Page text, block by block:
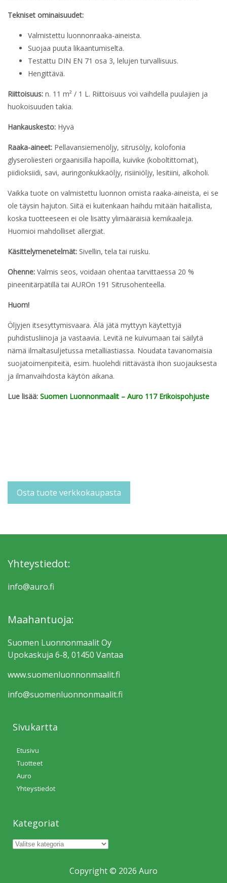
Tekniset ominaisuudet:
Valmistettu luonnonraaka-aineista.
Suojaa puuta likaantumiselta.
Testattu DIN EN 71 osa 3, lelujen turvallisuus.
Hengittävä.
Riittoisuus: n. 11 m² / 1 L. Riittoisuus voi vaihdella puulajien ja
huokoisuuden takia.
Hankauskesto: Hyvä
Raaka-aineet: Pellavansiemenöljy, sitrusöljy, kolofonia
glyseroliesteri orgaanisilla hapoilla, kuivike (koboltittomat),
piidioksiidi, savi, auringonkukkaöljy, risiiniöljy, lesitiini, alkoholi.
Vaikka tuote on valmistettu luonnon omista raaka-aineista, ei se
ole täysin hajuton. Siitä ei kuitenkaan haihdu mitään haitallista,
koska tuotteeseen ei ole lisätty ylimääräisiä kemikaaleja.
Huomioi mahdolliset allergiat.
Käsittelymenetelmät: Sivellin, tela tai ruisku.
Ohenne: Valmis seos, voidaan ohentaa tarvittaessa 20 %
pineenitärpätillä tai AUROn 191 Sitrusohenteella.
Huom!
Öljyjen itsesyttymisvaara. Älä jätä myttyyn käytettyjä
puhdistusliinoja ja vastaavia. Levitä ne kuivumaan tai säilytä
nämä ilmaltasuljetussa metalliastiassa. Noudata tavanomaisia
suojatoimenpiteitä, esim. huolehdi riittävästä ihon suojauksesta
ja ilmanvaihdosta käytön aikana.
Lue lisää: Suomen Luonnonmaalit – Auro 117 Erikoispohjuste
Osta tuote verkkokaupasta
Yhteystiedot:
info@auro.fi
Maahantuoja:
Suomen Luonnonmaalit Oy
Upokaskuja 6-8, 01450 Vantaa
www.suomen­luonnonmaalit.fi
info@suomen­luonnonmaalit.fi
Sivukartta
Etusivu
Tuotteet
Auro
Yhteystiedot
Kategoriat
Copyright © 2026 Auro